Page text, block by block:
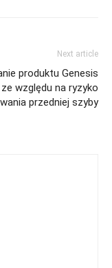
Next article
produktu Genesis
względu na ryzyko
przedniej szyby